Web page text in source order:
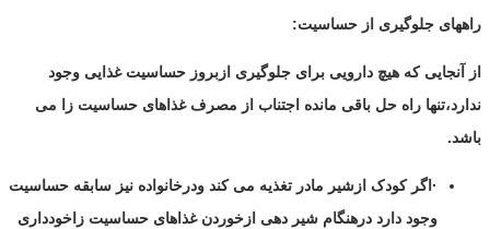
راههای جلوگیری از حساسیت:
از آنجایی که هیچ دارویی برای جلوگیری ازبروز حساسیت غذایی وجود
ندارد،تنها راه حل باقی مانده اجتناب از مصرف غذاهای حساسیت زا می
باشد.
·اگر کودک ازشیر مادر تغذیه می کند ودرخانواده نیز سابقه حساسیت
وجود دارد درهنگام شیر دهی ازخوردن غذاهای حساسیت زاخودداری